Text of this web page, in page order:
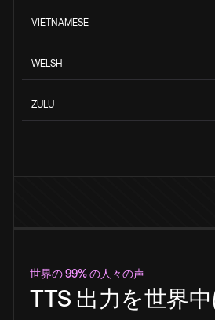
VIETNAMESE
WELSH
ZULU
世界の 99% の人々の声
TTS 出力を世界